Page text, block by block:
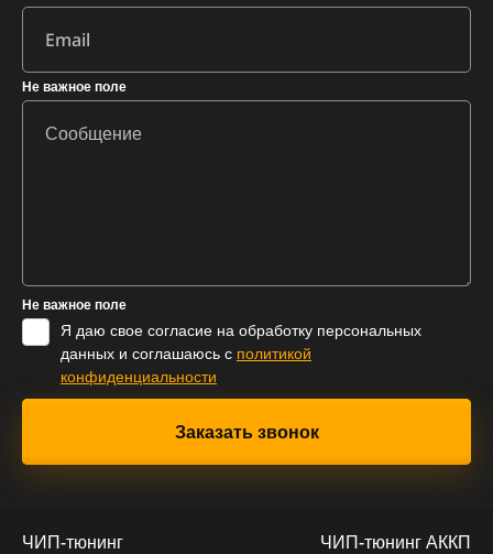
Не важное поле
Не важное поле
Я даю свое согласие на обработку персональных
данных и соглашаюсь с политикой
конфиденциальности
ЧИП-тюнинг ЧИП-тюнинг АККП